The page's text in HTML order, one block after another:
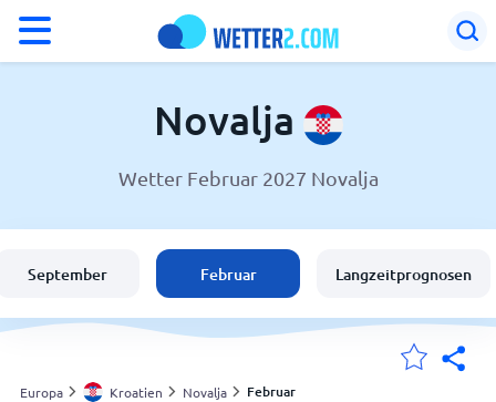
Wetter in Novalja
Schweiz
Deutschland
Novalja
Wetter Februar 2027 Novalja
September Februar Langzeitprognosen
Europa Kroatien Novalja Februar